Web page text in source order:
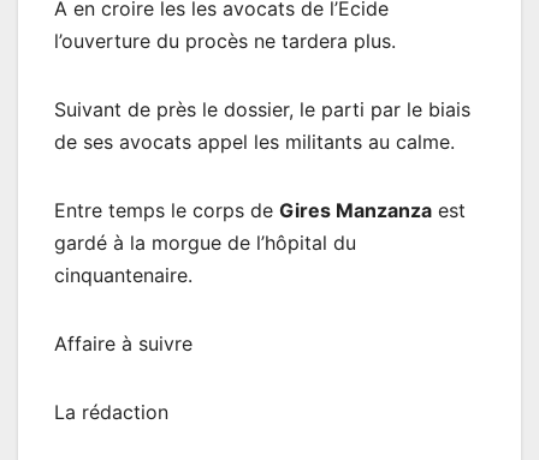
A en croire les les avocats de l’Ecide
l’ouverture du procès ne tardera plus.
Suivant de près le dossier, le parti par le biais
de ses avocats appel les militants au calme.
Entre temps le corps de Gires Manzanza est
gardé à la morgue de l’hôpital du
cinquantenaire.
Affaire à suivre
La rédaction